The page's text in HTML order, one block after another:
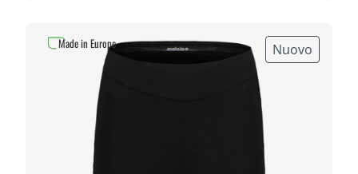
Nuovo
Made in Europe